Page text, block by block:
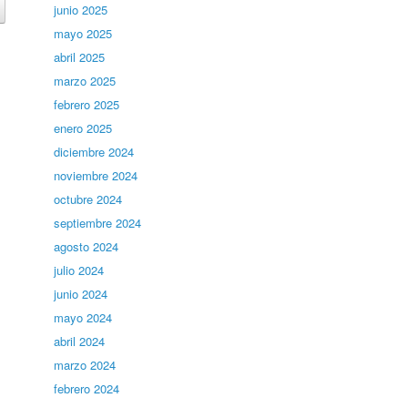
junio 2025
mayo 2025
abril 2025
marzo 2025
febrero 2025
enero 2025
diciembre 2024
noviembre 2024
octubre 2024
septiembre 2024
agosto 2024
julio 2024
junio 2024
mayo 2024
abril 2024
marzo 2024
febrero 2024